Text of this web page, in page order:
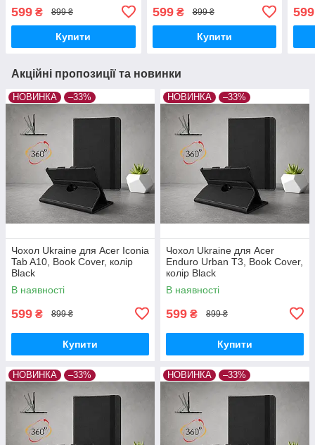
599 ₴ 899 ₴
Купити
599₴ 899 ₴
Купити
599
Акційні пропозиції та новинки
НОВИНКА –33%
Чохол Ukraine для Acer Iconia
Tab A10, Book Cover, колір
Black
В наявності
599 ₴ 899 ₴
Купити
НОВИНКА –33%
Чохол Ukraine для Acer
Enduro Urban T3, Book Cover,
колір Black
В наявності
599 ₴ 899 ₴
Купити
НОВИНКА –33% НОВИНКА –33%